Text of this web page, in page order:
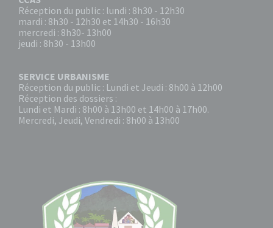
Réception du public : lundi : 8h30 - 12h30
mardi : 8h30 - 12h30 et 14h30 - 16h30
mercredi : 8h30- 13h00
jeudi : 8h30 - 13h00
SERVICE URBANISME
Réception du public : Lundi et Jeudi : 8h00 à 12h00
Réception des dossiers :
Lundi et Mardi : 8h00 à 13h00 et 14h00 à 17h00.
Mercredi, Jeudi, Vendredi : 8h00 à 13h00